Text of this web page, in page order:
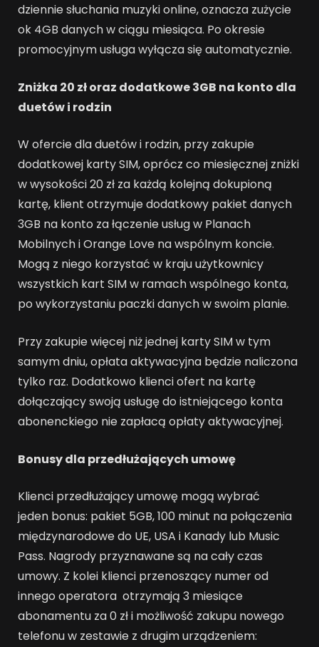
dziennie słuchania muzyki online, oznacza zużycie
ok 4GB danych w ciągu miesiąca. Po okresie
promocyjnym usługa wyłącza się automatycznie.
Zniżka 20 zł oraz dodatkowe 3GB na konto dla
duetów i rodzin
W ofercie dla duetów i rodzin, przy zakupie
dodatkowej karty SIM, oprócz co miesięcznej zniżki
w wysokości 20 zł za każdą kolejną dokupioną
kartę, klient otrzymuje dodatkowy pakiet danych
3GB na konto za łączenie usług w Planach
Mobilnych i Orange Love na wspólnym koncie.
Mogą z niego korzystać w kraju użytkownicy
wszystkich kart SIM w ramach wspólnego konta,
po wykorzystaniu paczki danych w swoim planie.
Przy zakupie więcej niż jednej karty SIM w tym
samym dniu, opłata aktywacyjna będzie naliczona
tylko raz. Dodatkowo klienci ofert na kartę
dołączający swoją usługę do istniejącego konta
abonenckiego nie zapłacą opłaty aktywacyjnej.
Bonusy dla przedłużających umowę
Klienci przedłużający umowę mogą wybrać
jeden bonus: pakiet 5GB, 100 minut na połączenia
międzynarodowe do UE, USA i Kanady lub Music
Pass. Nagrody przyznawane są na cały czas
umowy. Z kolei klienci przenoszący numer od
innego operatora otrzymają 3 miesiące
abonamentu za 0 zł i możliwość zakupu nowego
telefonu w zestawie z drugim urządzeniem: